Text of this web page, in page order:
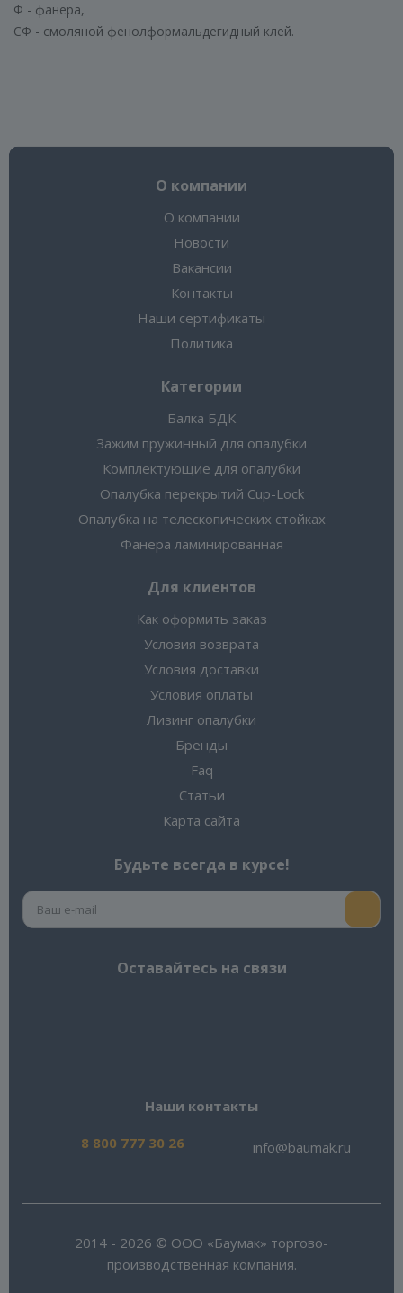
Ф - фанера,
СФ - смоляной фенолформальдегидный клей.
О компании
О компании
Новости
Вакансии
Контакты
Наши сертификаты
Политика
Категории
Балка БДК
Зажим пружинный для опалубки
Комплектующие для опалубки
Опалубка перекрытий Cup-Lock
Опалубка на телескопических стойках
Фанера ламинированная
Для клиентов
Как оформить заказ
Условия возврата
Условия доставки
Условия оплаты
Лизинг опалубки
Бренды
Faq
Статьи
Карта сайта
Будьте всегда в курсе!
Оставайтесь на связи
Наши контакты
8 800 777 30 26 info@baumak.ru
2014 - 2026 © ООО «Баумак» торгово-
производственная компания.